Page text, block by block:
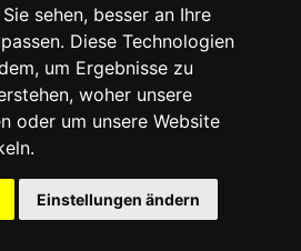
sehen, besser an Ihre
Diese Technologien
um Ergebnisse zu
woher unsere
oder um unsere Website
Einstellungen ändern
rights reserved.